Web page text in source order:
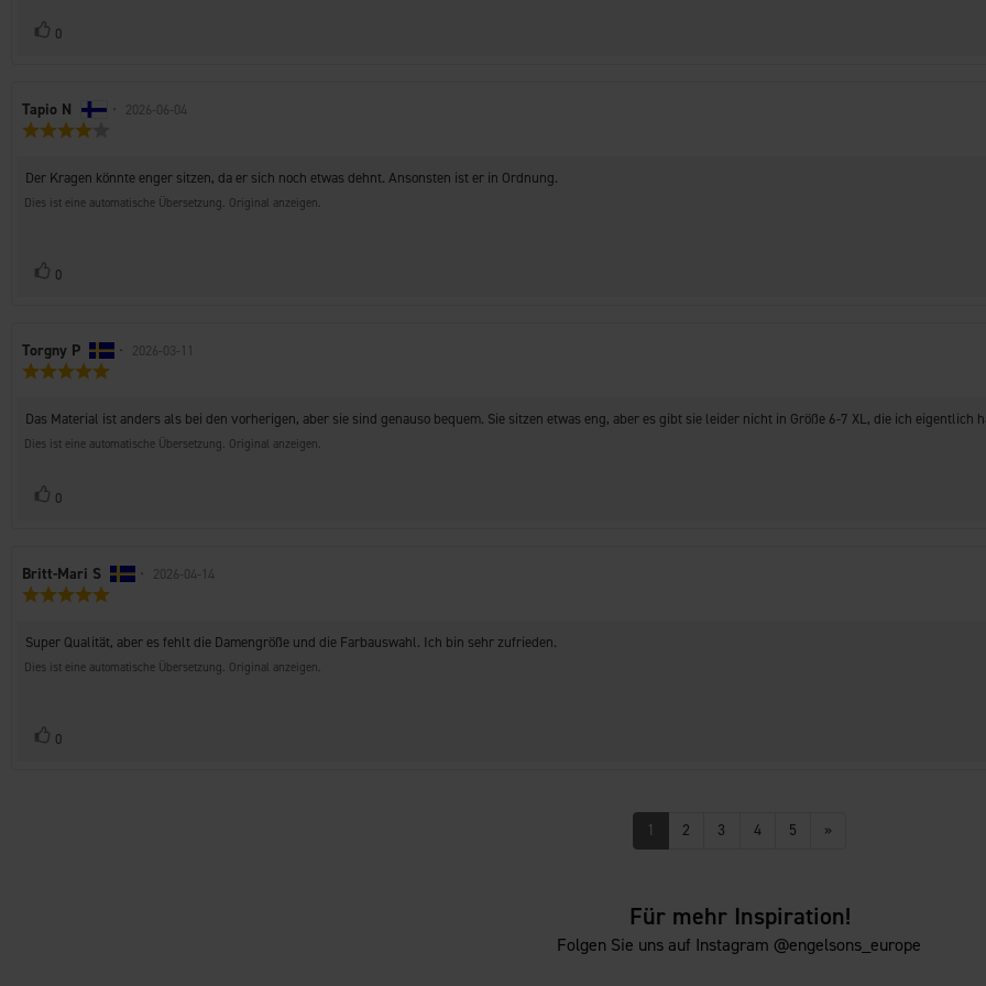
Stimme
0
Autor
der
Tapio N • Bewertungsdatum:
2026-06-04
5
Sternen
Rezensionstext:
Der Kragen könnte enger sitzen, da er sich noch etwas dehnt. Ansonsten ist er in Ordnung.
Dies ist eine automatische Übersetzung. Original anzeigen.
Stimme
0
Autor
der
Torgny P • Bewertungsdatum:
2026-03-11
5
Sternen
Rezensionstext:
Das Material ist anders als bei den vorherigen, aber sie sind genauso bequem. Sie sitzen etwas eng, aber es gibt sie leider nicht in Größe 6-7 XL, die ich eigentlich
Dies ist eine automatische Übersetzung. Original anzeigen.
Stimme
0
Autor
der
Britt-Mari S • Bewertungsdatum:
2026-04-14
5
Sternen
Rezensionstext:
Super Qualität, aber es fehlt die Damengröße und die Farbauswahl. Ich bin sehr zufrieden.
Dies ist eine automatische Übersetzung. Original anzeigen.
Stimme
0
1 2 3 4 5 »
Für mehr Inspiration!
Folgen Sie uns auf Instagram @engelsons_europe